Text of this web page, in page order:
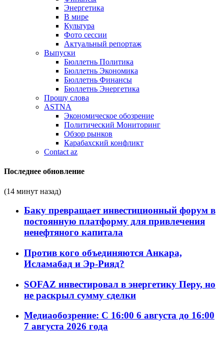
Энергетика
В мире
Культура
Фото сессии
Актуальный репортаж
Выпуски
Бюллетнь Политика
Бюллетнь Экономика
Бюллетнь Финансы
Бюллетнь Энергетика
Прошу слова
ASTNA
Экономическое обозрение
Политический Мониторинг
Обзор рынков
Карабахский конфликт
Contact az
Последнее обновление
(14 минут назад)
Баку превращает инвестиционный форум в
постоянную платформу для привлечения
ненефтяного капитала
Против кого объединяются Анкара,
Исламабад и Эр-Рияд?
SOFAZ инвестировал в энергетику Перу, но
не раскрыл сумму сделки
Медиаобозрение: С 16:00 6 августа до 16:00
7 августа 2026 года